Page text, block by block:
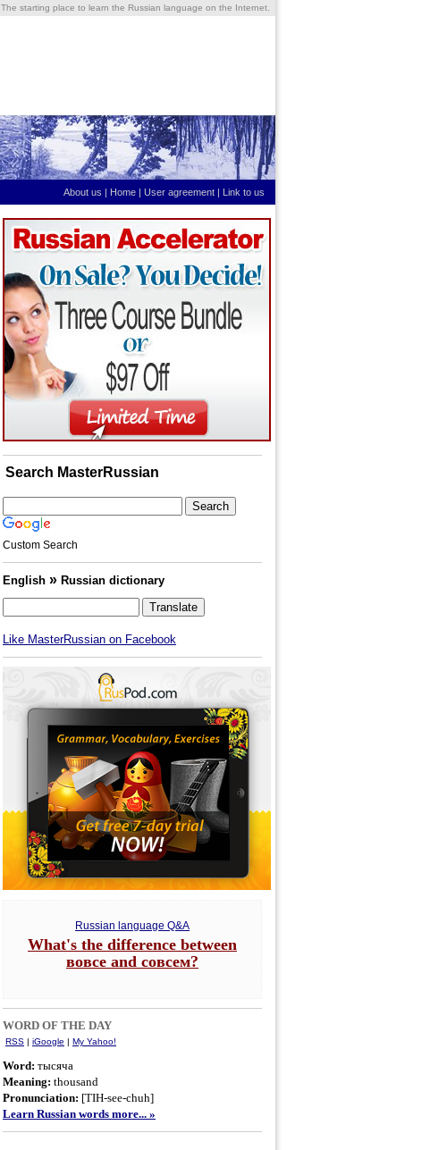
The starting place to learn the Russian language on the Internet.
About us | Home | User agreement | Link to us
Search MasterRussian
Custom Search
English » Russian dictionary
Like MasterRussian on Facebook
Russian language Q&A
What's the difference between
вовсе and совсем?
WORD OF THE DAY
RSS | iGoogle | My Yahoo!
Word: тысяча
Meaning: thousand
Pronunciation: [TIH-see-chuh]
Learn Russian words more... »